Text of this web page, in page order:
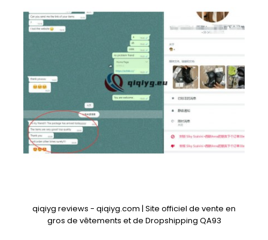
qiqiyg reviews - qiqiyg.com | Site officiel de vente en
gros de vêtements et de Dropshipping QA93